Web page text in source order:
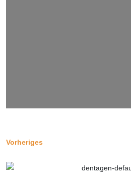
Vorheriges